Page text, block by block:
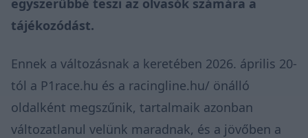
tájékozódást.
Ennek a változásnak a keretében 2026. április 20-
tól a P1race.hu és a racingline.hu/ önálló
oldalként megszűnik, tartalmaik azonban
változatlanul velünk maradnak, és a jövőben a